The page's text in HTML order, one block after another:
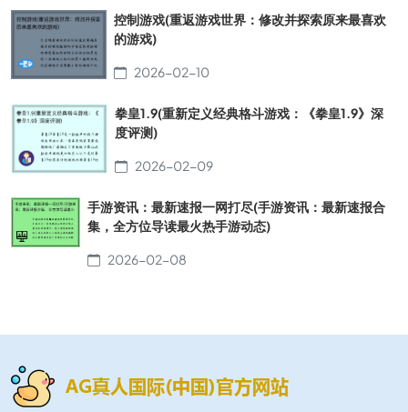
控制游戏(重返游戏世界：修改并探索原来最喜欢
的游戏)
2026-02-10
拳皇1.9(重新定义经典格斗游戏：《拳皇1.9》深
度评测)
2026-02-09
手游资讯：最新速报一网打尽(手游资讯：最新速报合
集，全方位导读最火热手游动态)
2026-02-08